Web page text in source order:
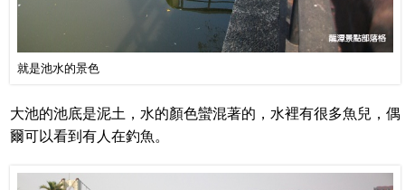
就是池水的景色
大池的池底是泥土，水的顏色蠻混著的，水裡有很多魚兒，偶
爾可以看到有人在釣魚。